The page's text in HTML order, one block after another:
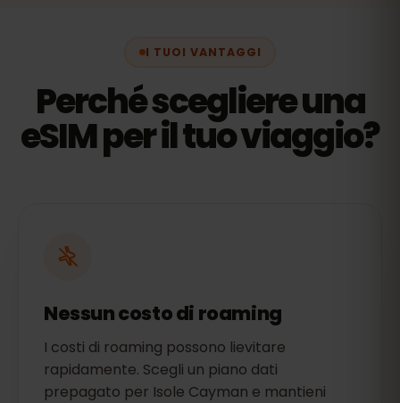
I TUOI VANTAGGI
Perché scegliere una
eSIM per il tuo viaggio?
Nessun costo di roaming
I costi di roaming possono lievitare
rapidamente. Scegli un piano dati
prepagato per Isole Cayman e mantieni